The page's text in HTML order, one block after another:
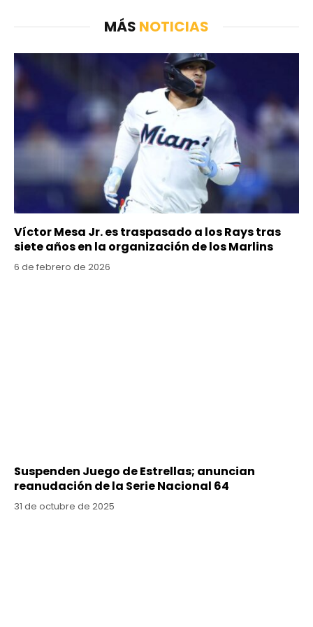
MÁS NOTICIAS
Víctor Mesa Jr. es traspasado a los Rays tras
siete años en la organización de los Marlins
6 de febrero de 2026
Suspenden Juego de Estrellas; anuncian
reanudación de la Serie Nacional 64
31 de octubre de 2025